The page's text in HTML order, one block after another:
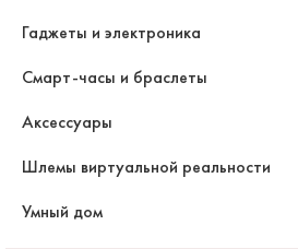
Гаджеты и электроника
Смарт-часы и браслеты
Аксессуары
Шлемы виртуальной реальности
Умный дом